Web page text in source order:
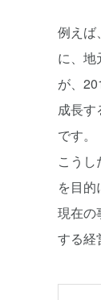
例えば
に、地
が、
成長す
です。
こう
を目的
現在の
する経